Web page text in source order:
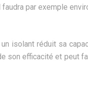
par exemple
isolant réduit sa
son efficacité et peut